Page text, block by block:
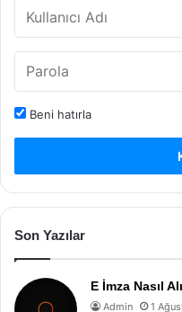
Beni hatırla
Son Yazılar
E İmza Nasıl
Admin 1